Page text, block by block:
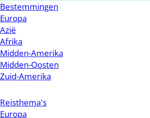
Bestemmingen
Europa
Azië
Afrika
Midden-Amerika
Midden-Oosten
Zuid-Amerika
Reisthema's
Europa